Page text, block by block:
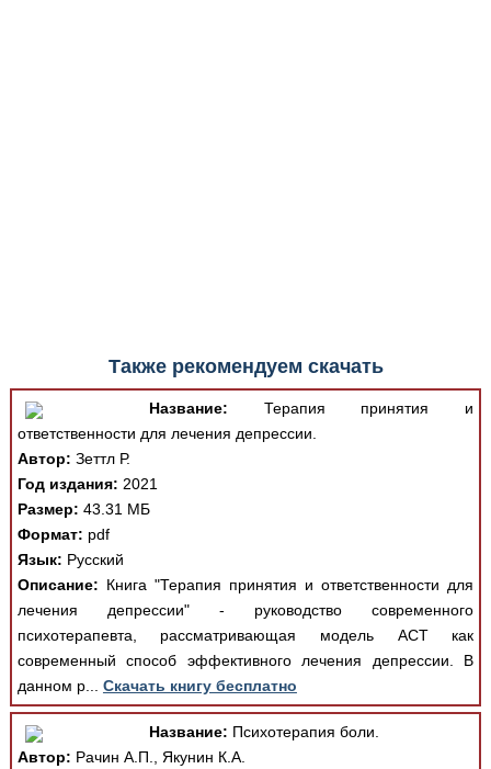
Также рекомендуем скачать
Название: Терапия принятия и
ответственности для лечения депрессии.
Автор: Зеттл Р.
Год издания: 2021
Размер: 43.31 МБ
Формат: pdf
Язык: Русский
Описание: Книга "Терапия принятия и ответственности для
лечения депрессии" - руководство современного
психотерапевта, рассматривающая модель АСТ как
современный способ эффективного лечения депрессии. В
данном р... Скачать книгу бесплатно
Название: Психотерапия боли.
Автор: Рачин А.П., Якунин К.А.